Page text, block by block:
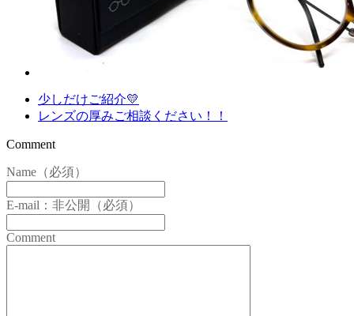
少しだけご紹介💛
レンズの厚みご相談ください！！
Comment
Name（必須）
E-mail：非公開（必須）
Comment